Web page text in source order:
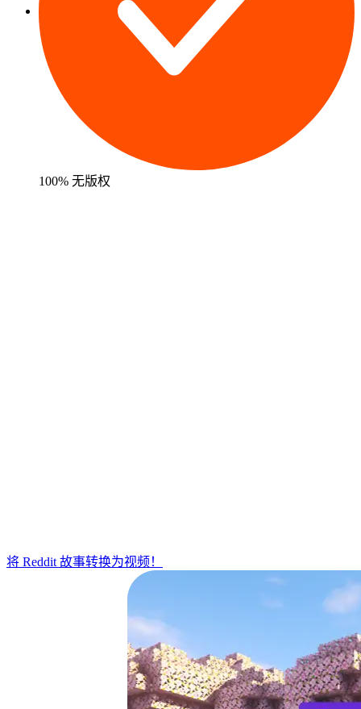
100% 无版权
将 Reddit 故事转换为视频！